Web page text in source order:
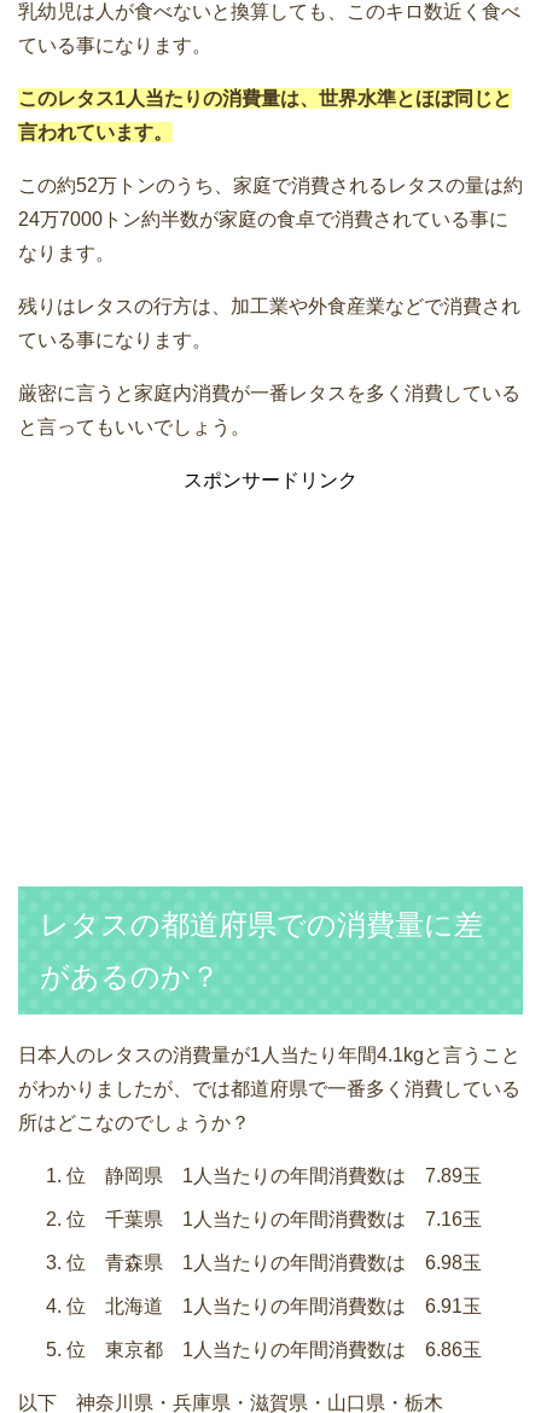
乳幼児は人が食べないと換算しても、このキロ数近く食べ
ている事になります。
このレタス1人当たりの消費量は、世界水準とほぼ同じと
言われています。
この約52万トンのうち、家庭で消費されるレタスの量は約
24万7000トン約半数が家庭の食卓で消費されている事に
なります。
残りはレタスの行方は、加工業や外食産業などで消費され
ている事になります。
厳密に言うと家庭内消費が一番レタスを多く消費している
と言ってもいいでしょう。
スポンサードリンク
レタスの都道府県での消費量に差
があるのか？
日本人のレタスの消費量が1人当たり年間4.1kgと言うこと
がわかりましたが、では都道府県で一番多く消費している
所はどこなのでしょうか？
位 静岡県 1人当たりの年間消費数は 7.89玉
位 千葉県 1人当たりの年間消費数は 7.16玉
位 青森県 1人当たりの年間消費数は 6.98玉
位 北海道 1人当たりの年間消費数は 6.91玉
位 東京都 1人当たりの年間消費数は 6.86玉
以下 神奈川県・兵庫県・滋賀県・山口県・栃木